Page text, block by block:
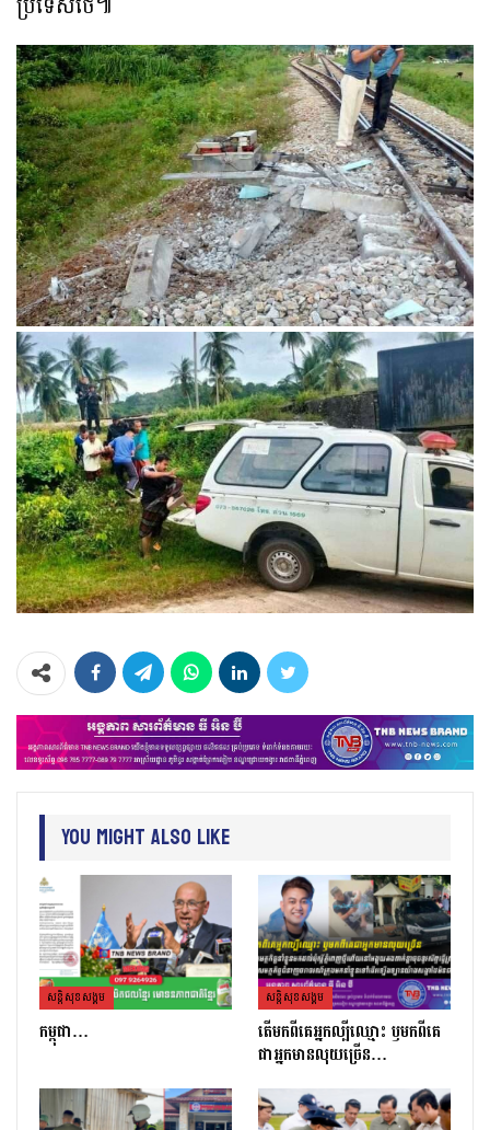
You Might Also Like
សន្តិសុខសង្គម
កម្ពុជា…
សន្តិសុខសង្គម
តេីមកពីគេអ្នកល្បីឈ្មោះ​ ឫមកពីគេ
ជាអ្នកមានលុយច្រេីន​…